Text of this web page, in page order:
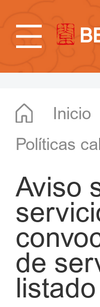
Inicio
Políticas
Aviso
de
listado